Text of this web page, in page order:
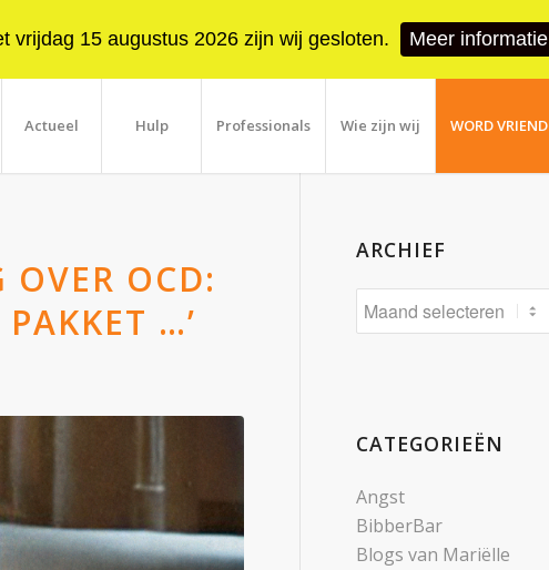
Actueel Hulp Professionals Wie zijn wij WORD VRIEND
OVER OCD:
…’
ARCHIEF
CATEGORIEËN
Angst
BibberBar
Blogs van Mariëlle
vrijdag 15 augustus 2026 zijn wij gesloten. Meer informatie